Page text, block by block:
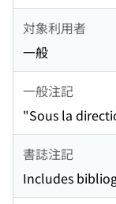
対象利用者
一般
一般注記
"Sous la
書誌注記
Includes